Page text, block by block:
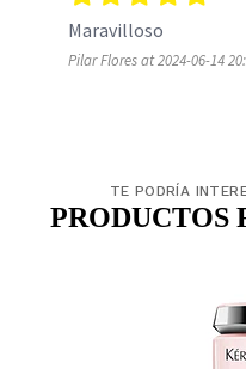
Pilar Flores at 2024-06-14
TE PODRÍA
PRODUCTOS